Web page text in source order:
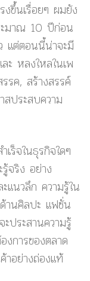
ขึ้นเรื่อยๆ ผมยัง
ะมาณ 10 ปีก่อน
แต่ตอนนี้น่าจะมี
ะ หลงใหลในเพ
รค, สร้างสรรค์
สประสบความ
เร็จในธุรกิจใดๆ
จริง อย่าง
แนวลึก ความรู้ใน
านศิลปะ แฟชั่น
ประสานความรู้
การของตลาด
าอย่างถ่องแท้